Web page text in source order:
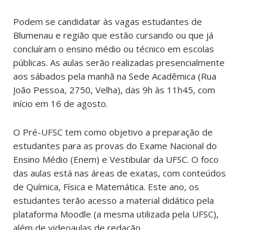
Podem se candidatar às vagas estudantes de
Blumenau e região que estão cursando ou que já
concluíram o ensino médio ou técnico em escolas
públicas. As aulas serão realizadas presencialmente
aos sábados pela manhã na Sede Acadêmica (Rua
João Pessoa, 2750, Velha), das 9h às 11h45, com
início em 16 de agosto.
O Pré-UFSC tem como objetivo a preparação de
estudantes para as provas do Exame Nacional do
Ensino Médio (Enem) e Vestibular da UFSC. O foco
das aulas está nas áreas de exatas, com conteúdos
de Química, Física e Matemática. Este ano, os
estudantes terão acesso a material didático pela
plataforma Moodle (a mesma utilizada pela UFSC),
além de videoaulas de redação.